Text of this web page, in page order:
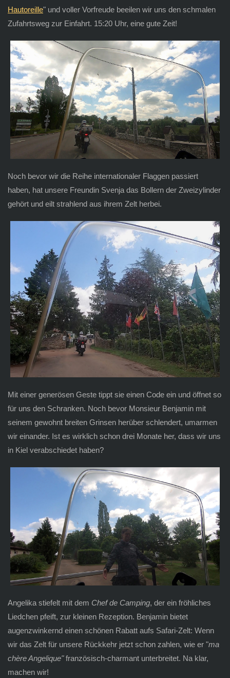
Hautoreille" und voller Vorfreude beeilen wir uns den schmalen
Zufahrtsweg zur Einfahrt. 15:20 Uhr, eine gute Zeit!
Noch bevor wir die Reihe internationaler Flaggen passiert
haben, hat unsere Freundin Svenja das Bollern der Zweizylinder
gehört und eilt strahlend aus ihrem Zelt herbei.
Mit einer generösen Geste tippt sie einen Code ein und öffnet so
für uns den Schranken. Noch bevor Monsieur Benjamin mit
seinem gewohnt breiten Grinsen herüber schlendert, umarmen
wir einander. Ist es wirklich schon drei Monate her, dass wir uns
in Kiel verabschiedet haben?
Angelika stiefelt mit dem Chef de Camping, der ein fröhliches
Liedchen pfeift, zur kleinen Rezeption. Benjamin bietet
augenzwinkernd einen schönen Rabatt aufs Safari-Zelt: Wenn
wir das Zelt für unsere Rückkehr jetzt schon zahlen, wie er "ma
chère Angelique"französisch-charmant unterbreitet. Na klar,
machen wir!